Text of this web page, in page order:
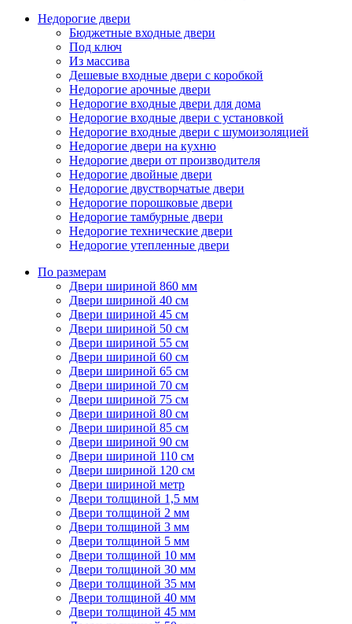
Недорогие двери
Бюджетные входные двери
Под ключ
Из массива
Дешевые входные двери с коробкой
Недорогие арочные двери
Недорогие входные двери для дома
Недорогие входные двери с установкой
Недорогие входные двери с шумоизоляцией
Недорогие двери на кухню
Недорогие двери от производителя
Недорогие двойные двери
Недорогие двустворчатые двери
Недорогие порошковые двери
Недорогие тамбурные двери
Недорогие технические двери
Недорогие утепленные двери
По размерам
Двери шириной 860 мм
Двери шириной 40 см
Двери шириной 45 см
Двери шириной 50 см
Двери шириной 55 см
Двери шириной 60 см
Двери шириной 65 см
Двери шириной 70 см
Двери шириной 75 см
Двери шириной 80 см
Двери шириной 85 см
Двери шириной 90 см
Двери шириной 110 см
Двери шириной 120 см
Двери шириной метр
Двери толщиной 1,5 мм
Двери толщиной 2 мм
Двери толщиной 3 мм
Двери толщиной 5 мм
Двери толщиной 10 мм
Двери толщиной 30 мм
Двери толщиной 35 мм
Двери толщиной 40 мм
Двери толщиной 45 мм